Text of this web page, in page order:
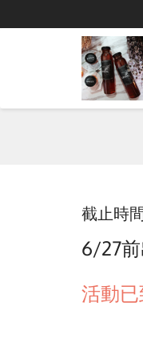
截止時
6/27
活動已